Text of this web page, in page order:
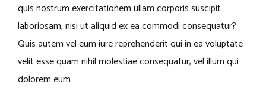
quis nostrum exercitationem ullam corporis suscipit
laboriosam, nisi ut aliquid ex ea commodi consequatur?
Quis autem vel eum iure reprehenderit qui in ea voluptate
velit esse quam nihil molestiae consequatur, vel illum qui
dolorem eum